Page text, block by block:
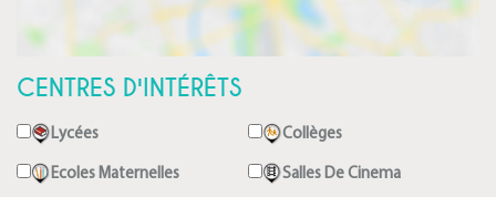
CENTRES D'INTÉRÊTS
Lycées Collèges
Ecoles Maternelles Salles De Cinema